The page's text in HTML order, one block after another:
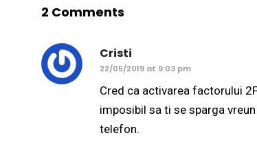
2 Comments
Cristi
22/05/2019 at 9:03 pm
Cred ca activarea factorului
imposibil sa ti se sparga
telefon.